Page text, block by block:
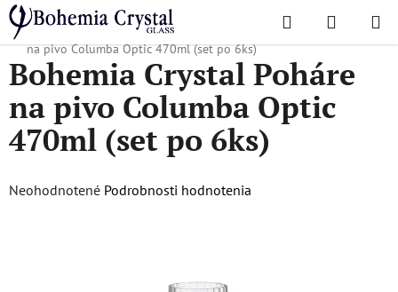
Prejsť
na
obsah
Hľadať
KOŠÍK
Domov
/ Obľúbené kolekcie / Columba Optic
Bohemia Crystal Poháre
na pivo Columba Optic 470ml (set po 6ks)
Bohemia Crystal Poháre
na pivo Columba Optic
470ml (set po 6ks)
Priemerné
Neohodnotené Podrobnosti hodnotenia